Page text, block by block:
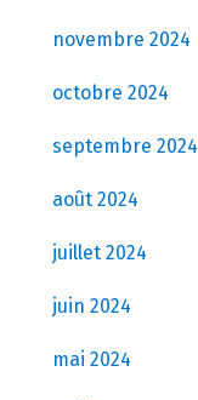
novembre 2024
octobre 2024
septembre 2024
août 2024
juillet 2024
juin 2024
mai 2024